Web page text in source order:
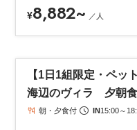
¥8,882~ ／ 人
【1日1組限定・ペッ
海辺のヴィラ 夕朝
朝・夕食付 IN15:00～